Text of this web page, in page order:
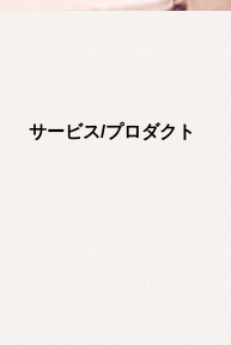
サービス/プロダクト